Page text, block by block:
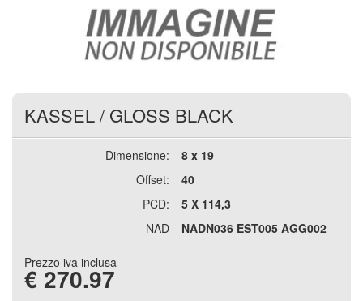
KASSEL/ GLOSS BLACK
Dimensione:
8 x 19
Offset:
40
PCD:
5 X 114,3
NAD
NADN036 EST005 AGG002
Prezzo iva inclusa
€ 270.97